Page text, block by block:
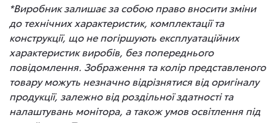
*Виробник залишає за собою право вносити зміни
до технічних характеристик, комплектації та
конструкції, що не погіршують експлуатаційних
характеристик виробів, без попереднього
повідомлення. Зображення та колір представленого
товару можуть незначно відрізнятися від оригіналу
продукції, залежно від роздільної здатності та
налаштувань монітора, а також умов освітлення під